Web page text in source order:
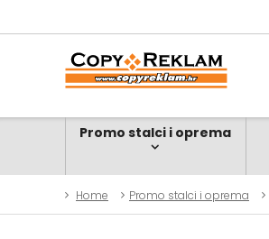
Promo stalci i oprema
Home Promo stalci i oprema